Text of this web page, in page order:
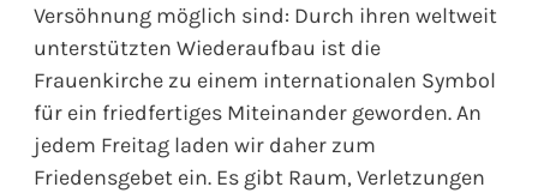
Versöhnung möglich sind: Durch ihren weltweit
unterstützten Wiederaufbau ist die
Frauenkirche zu einem internationalen Symbol
für ein friedfertiges Miteinander geworden. An
jedem Freitag laden wir daher zum
Friedensgebet ein. Es gibt Raum, Verletzungen